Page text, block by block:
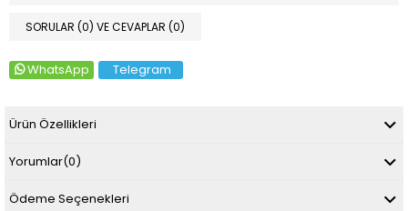
SORULAR (0) VE CEVAPLAR (0)
WhatsApp Telegram
Ürün Özellikleri
Yorumlar(0)
Ödeme Seçenekleri